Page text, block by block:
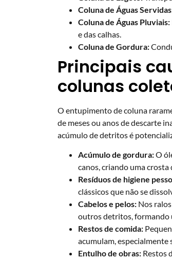
Coluna de Águas
Coluna de Águas Pluviais:
e das calhas.
Coluna de Gordura:
Principais
colunas
O entupimento de coluna
de meses ou anos de descarte
acúmulo de detritos é
Acúmulo de gordura:O
canos, criando uma
Resíduos de higiene
clássicos que não se
Cabelos e pelos: Nos
outros detritos, formando
Restos de comida:
acumulam,
Entulho de obras: Restos